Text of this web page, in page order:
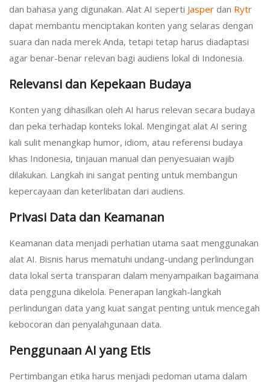
dan bahasa yang digunakan. Alat AI seperti Jasper dan Rytr
dapat membantu menciptakan konten yang selaras dengan
suara dan nada merek Anda, tetapi tetap harus diadaptasi
agar benar-benar relevan bagi audiens lokal di Indonesia.
Relevansi dan Kepekaan Budaya
Konten yang dihasilkan oleh AI harus relevan secara budaya
dan peka terhadap konteks lokal. Mengingat alat AI sering
kali sulit menangkap humor, idiom, atau referensi budaya
khas Indonesia, tinjauan manual dan penyesuaian wajib
dilakukan. Langkah ini sangat penting untuk membangun
kepercayaan dan keterlibatan dari audiens.
Privasi Data dan Keamanan
Keamanan data menjadi perhatian utama saat menggunakan
alat AI. Bisnis harus mematuhi undang-undang perlindungan
data lokal serta transparan dalam menyampaikan bagaimana
data pengguna dikelola. Penerapan langkah-langkah
perlindungan data yang kuat sangat penting untuk mencegah
kebocoran dan penyalahgunaan data.
Penggunaan AI yang Etis
Pertimbangan etika harus menjadi pedoman utama dalam